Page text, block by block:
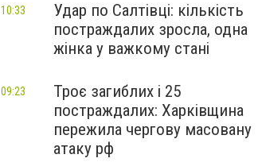
Удар по Салтівці: кількість
постраждалих зросла, одна
жінка у важкому стані
10:33
Троє загиблих і 25
постраждалих: Харківщина
пережила чергову масовану
атаку рф
09:23